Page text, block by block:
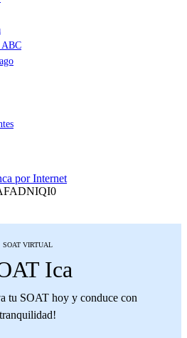
ABC
por Internet
SOAT VIRTUAL
Ica
tu SOAT hoy y conduce con
tranquilidad!